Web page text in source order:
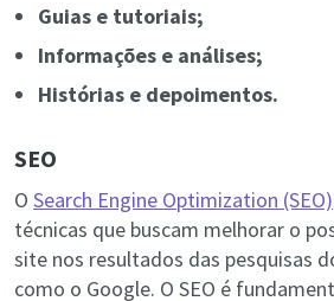
Guias e tutoriais;
Informações e análises;
Histórias e depoimentos.
SEO
O Search Engine Optimization (SEO)
técnicas que buscam melhorar o
site nos resultados das pesquisas
como o Google. O SEO é